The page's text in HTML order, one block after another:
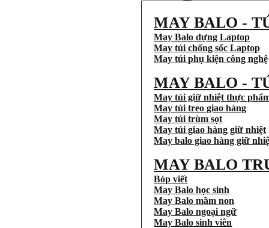
MAY BALO -
May Balo dựng Laptop
May túi chống sốc Laptop
May túi phụ kiện công nghệ
MAY BALO -
May túi giữ nhiệt thực
May túi treo giao hàng
May túi trùm sọt
May túi giao hàng giữ nhiệt
May balo giao hàng giữ
MAY BALO
Bóp viết
May Balo học sinh
May Balo mầm non
May Balo ngoại ngữ
May Balo sinh viên